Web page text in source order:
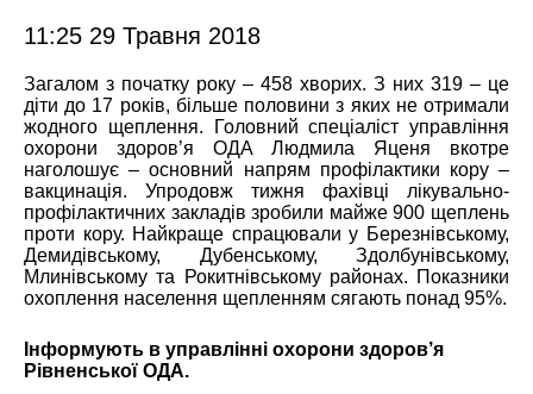
11:25 29 Травня 2018
Загалом з початку року – 458 хворих. З них 319 – це
діти до 17 років, більше половини з яких не отримали
жодного щеплення. Головний спеціаліст управління
охорони здоров’я ОДА Людмила Яценя вкотре
наголошує – основний напрям профілактики кору –
вакцинація. Упродовж тижня фахівці лікувально-
профілактичних закладів зробили майже 900 щеплень
проти кору. Найкраще спрацювали у Березнівському,
Демидівському, Дубенському, Здолбунівському,
Млинівському та Рокитнівському районах. Показники
охоплення населення щепленням сягають понад 95%.
Інформують в управлінні охорони здоров’я
Рівненської ОДА.